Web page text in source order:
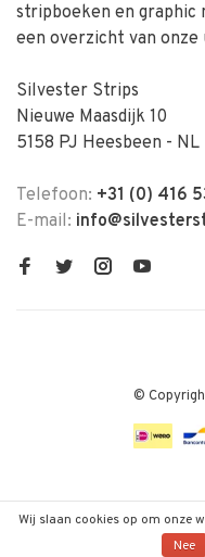
stripboeken en graphic
een overzicht van
Silvester Strips
Nieuwe Maasdijk 10
5158 PJ Heesbeen - NL
Telefoon: +31 (0) 416
E-mail:
©
Wij slaan cookies op om onze
Nee